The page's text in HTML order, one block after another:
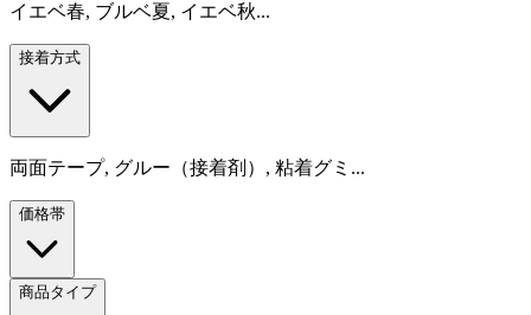
イエベ春, ブルベ夏, イエベ秋...
接着方式
両面テープ, グルー（接着剤）, 粘着グミ...
価格帯
商品タイプ